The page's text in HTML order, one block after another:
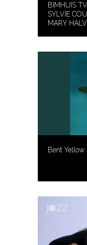
BIMHUIS
SYLVIE
MARY
Bent Yellow